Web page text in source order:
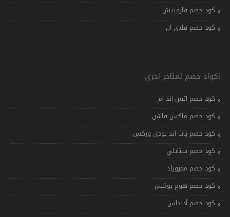
كود خصم فارفيتش
كود خصم فلاي ان
أكواد خصم لمتاجر اخرى
كود خصم اتش اند ام
كود خصم ماكس فاشن
كود خصم باث اند بودي وركس
كود خصم ستايلي
كود خصم ممزورلد
كود خصم هوم بوكس
كود خصم أديداس